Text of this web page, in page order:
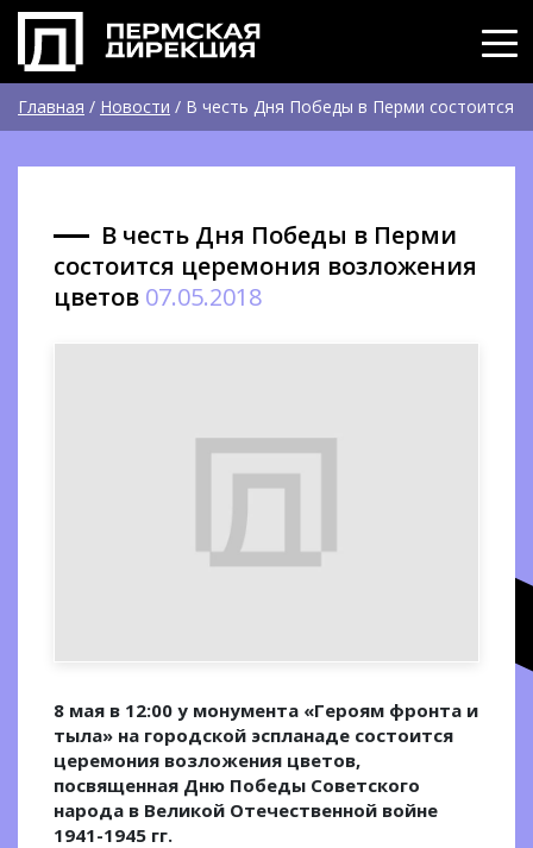
Главная / Новости / В честь Дня Победы в Перми состоится
В честь Дня Победы в Перми
состоится церемония возложения
цветов 07.05.2018
8 мая в 12:00 у монумента «Героям фронта и
тыла» на городской эспланаде состоится
церемония возложения цветов,
посвященная Дню Победы Советского
народа в Великой Отечественной войне
1941-1945 гг.